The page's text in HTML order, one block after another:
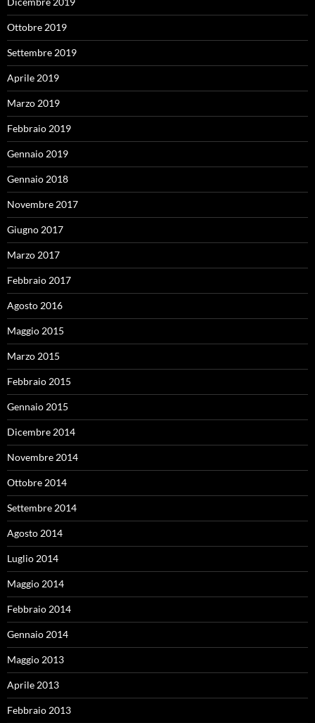
Ottobre 2019
Settembre 2019
Aprile 2019
Marzo 2019
Febbraio 2019
Gennaio 2019
Gennaio 2018
Novembre 2017
Giugno 2017
Marzo 2017
Febbraio 2017
Agosto 2016
Maggio 2015
Marzo 2015
Febbraio 2015
Gennaio 2015
Dicembre 2014
Novembre 2014
Ottobre 2014
Settembre 2014
Agosto 2014
Luglio 2014
Maggio 2014
Febbraio 2014
Gennaio 2014
Maggio 2013
Aprile 2013
Febbraio 2013